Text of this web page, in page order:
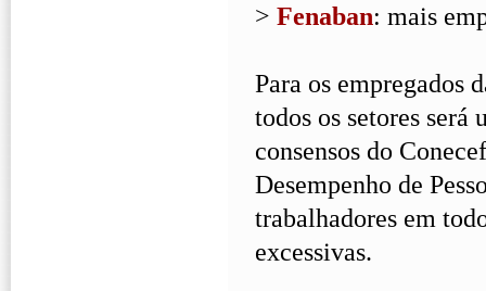
> Fenaban: mais
Para os empregados
todos os setores
consensos do
Desempenho de
trabalhadores em
excessivas.